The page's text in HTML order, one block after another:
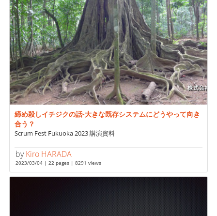
締め殺しイチジクの話-大きな既存システムにどうやって向き
合う？
Scrum Fest Fukuoka 2023 講演資料
byKiro HARADA
2023/03/04 | 22 pages | 8291 views